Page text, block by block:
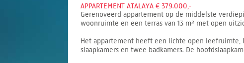
APPARTEMENT ATALAYA € 379.000,-
Gerenoveerd appartement op de middelste
woonruimte en een terras van 13 m² met open
Het appartement heeft een lichte open leefruimte,
slaapkamers en twee badkamers. De